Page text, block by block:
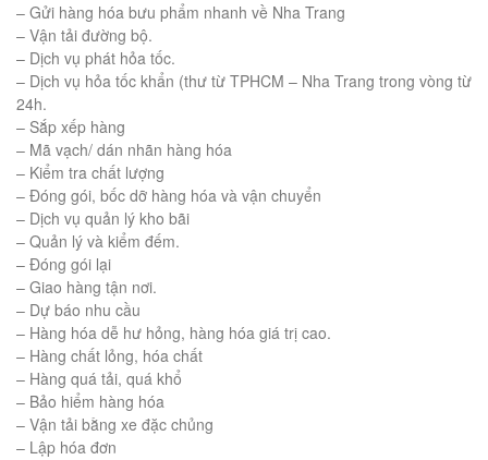
– Gửi hàng hóa bưu phẩm nhanh về Nha Trang
– Vận tải đường bộ.
– Dịch vụ phát hỏa tốc.
– Dịch vụ hỏa tốc khẩn (thư từ TPHCM – Nha Trang trong vòng từ
24h.
– Sắp xếp hàng
– Mã vạch/ dán nhãn hàng hóa
– Kiểm tra chất lượng
– Đóng gói, bốc dỡ hàng hóa và vận chuyển
– Dịch vụ quản lý kho bãi
– Quản lý và kiểm đếm.
– Đóng gói lại
– Giao hàng tận nơi.
– Dự báo nhu cầu
– Hàng hóa dễ hư hỏng, hàng hóa giá trị cao.
– Hàng chất lỏng, hóa chất
– Hàng quá tải, quá khổ
– Bảo hiểm hàng hóa
– Vận tải bằng xe đặc chủng
– Lập hóa đơn